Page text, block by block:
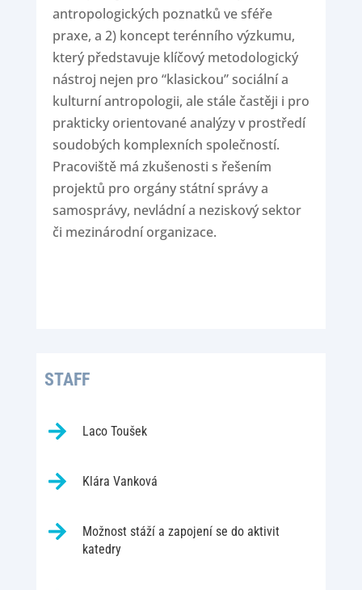
antropologických poznatků ve sféře
praxe, a 2) koncept terénního výzkumu,
který představuje klíčový metodologický
nástroj nejen pro “klasickou” sociální a
kulturní antropologii, ale stále častěji i pro
prakticky orientované analýzy v prostředí
soudobých komplexních společností.
Pracoviště má zkušenosti s řešením
projektů pro orgány státní správy a
samosprávy, nevládní a neziskový sektor
či mezinárodní organizace.
STAFF
Laco Toušek
Klára Vanková
Možnost stáží a zapojení se do aktivit
katedry